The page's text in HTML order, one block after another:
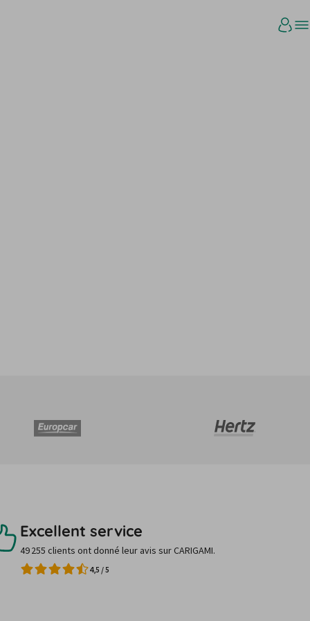
Excellent service
49 255 clients ont donné leur avis sur CARIGAMI.
4,5 /5